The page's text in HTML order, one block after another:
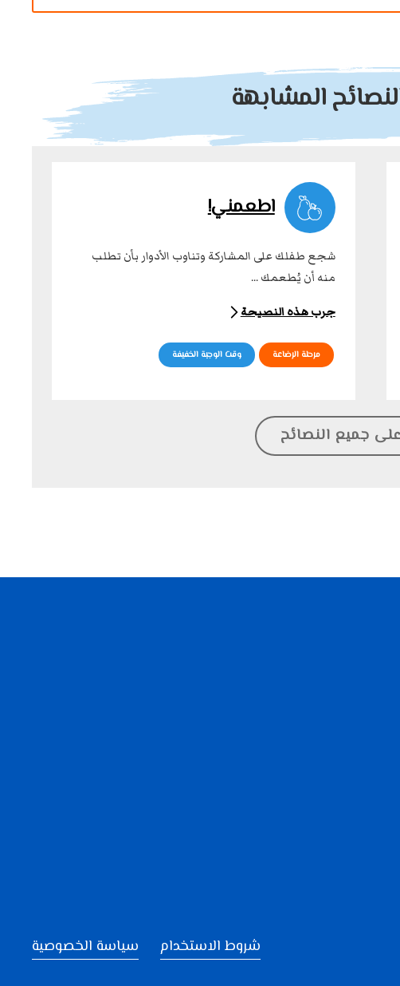
المشابهة
اطعمني!
شجع طفلك على المشاركة وتناوب الأدوار بأن تطلب
منه أن يُطعمك ...
جرب هذه النصيحة
مرحلة الرضاعة وقت الوجبة الخفيفة
جميع النصائح
شروط الاستخدام سياسة الخصوصية